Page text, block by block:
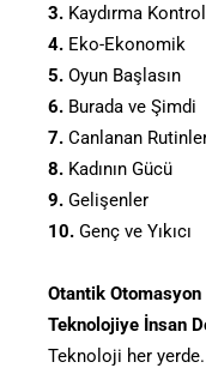
3. Kaydırma
4. Eko-Ekonomik
5. Oyun Başlasın
6. Burada ve Şimdi
7. Canlanan
8. Kadının Gücü
9. Gelişenler
10. Genç ve Yıkıcı
Otantik Otomasyon
Teknolojiye İnsan
Teknoloji her